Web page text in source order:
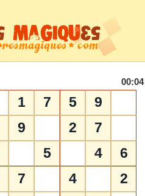
00:04
1 7 5
9
9 2
7
5 4
6
7 4
2